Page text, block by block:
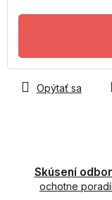
Skúsení
ochotne
Opýtať sa